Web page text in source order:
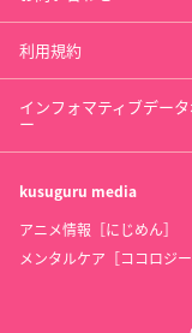
利用規約
インフォマティブデー
ー
kusuguru media
アニメ情報［にじめん］
メンタルケア［ココロジー